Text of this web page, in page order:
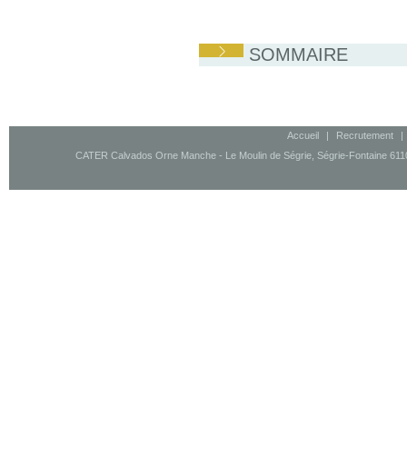
SOMMAIRE
Accueil | Recrutement
|
CATER Calvados Orne Manche - Le Moulin de Ségrie, Ségrie-Fontaine